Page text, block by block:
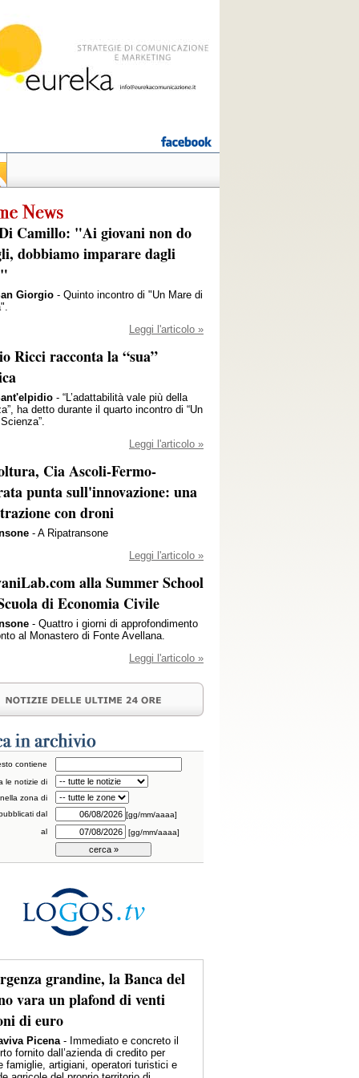
Camillo: "Ai giovani non do
dobbiamo imparare dagli
Giorgio - Quinto incontro di "Un Mare di
Leggi l'articolo »
Ricci racconta la “sua”
- “L’adattabilità vale più della
ha detto durante il quarto incontro di “Un
Leggi l'articolo »
Cia Ascoli-Fermo-
punta sull'innovazione: una
con droni
- A Ripatransone
Leggi l'articolo »
alla Summer School
di Economia Civile
- Quattro i giorni di approfondimento
al Monastero di Fonte Avellana.
Leggi l'articolo »
contiene
le notizie di
nella zona di
dal
[gg/mm/aaaa]
al
[gg/mm/aaaa]
grandine, la Banca del
vara un plafond di venti
di euro
Picena- Immediato e concreto il
fornito dall’azienda di credito per
famiglie, artigiani, operatori turistici e